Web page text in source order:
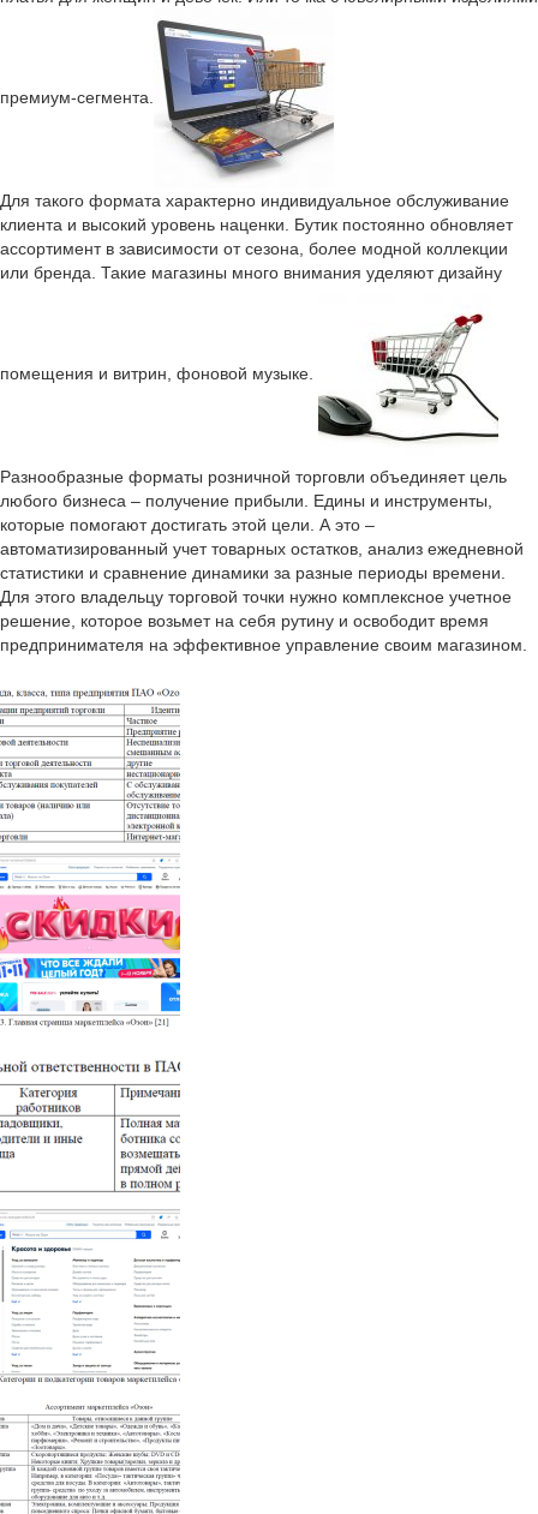
премиум-сегмента.
Для такого формата характерно индивидуальное обслуживание
клиента и высокий уровень наценки. Бутик постоянно обновляет
ассортимент в зависимости от сезона, более модной коллекции
или бренда. Такие магазины много внимания уделяют дизайну
помещения и витрин, фоновой музыке.
Разнообразные форматы розничной торговли объединяет цель
любого бизнеса – получение прибыли. Едины и инструменты,
которые помогают достигать этой цели. А это –
автоматизированный учет товарных остатков, анализ ежедневной
статистики и сравнение динамики за разные периоды времени.
Для этого владельцу торговой точки нужно комплексное учетное
решение, которое возьмет на себя рутину и освободит время
предпринимателя на эффективное управление своим магазином.